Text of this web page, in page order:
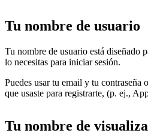
Tu nombre de usuario
Tu nombre de usuario está diseñado
lo necesitas para iniciar sesión.
Puedes usar tu email y tu contraseña
que usaste para registrarte, (p. ej.,
Tu nombre de